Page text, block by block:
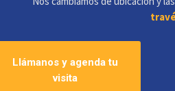
Llámanos y agenda tu
visita